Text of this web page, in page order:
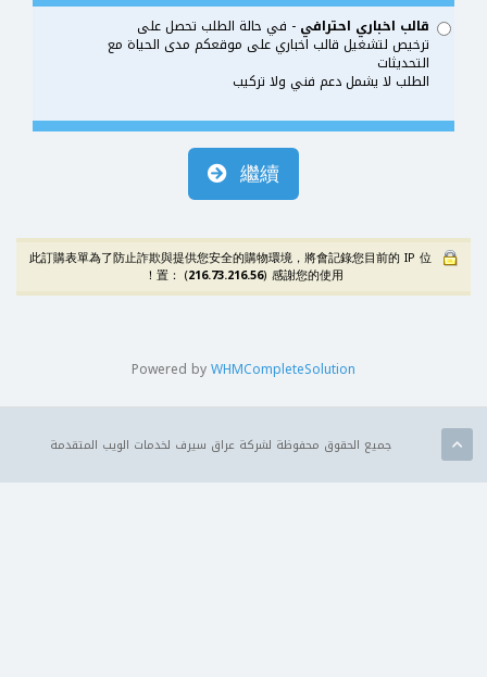
قالب اخباري احترافي - في حالة الطلب تحصل على
ترخيص لتشغيل قالب اخباري على موقعكم مدى الحياة مع
التحديثات
الطلب لا يشمل دعم فني ولا تركيب
繼續
此訂購表單為了防止詐欺與提供您安全的購物環境，將會記錄您目前的 IP 位
置： (216.73.216.56) 感謝您的使用！
Powered byWHMCompleteSolution
جميع الحقوق محفوظة لشركة عراق سيرف لخدمات الويب المتقدمة